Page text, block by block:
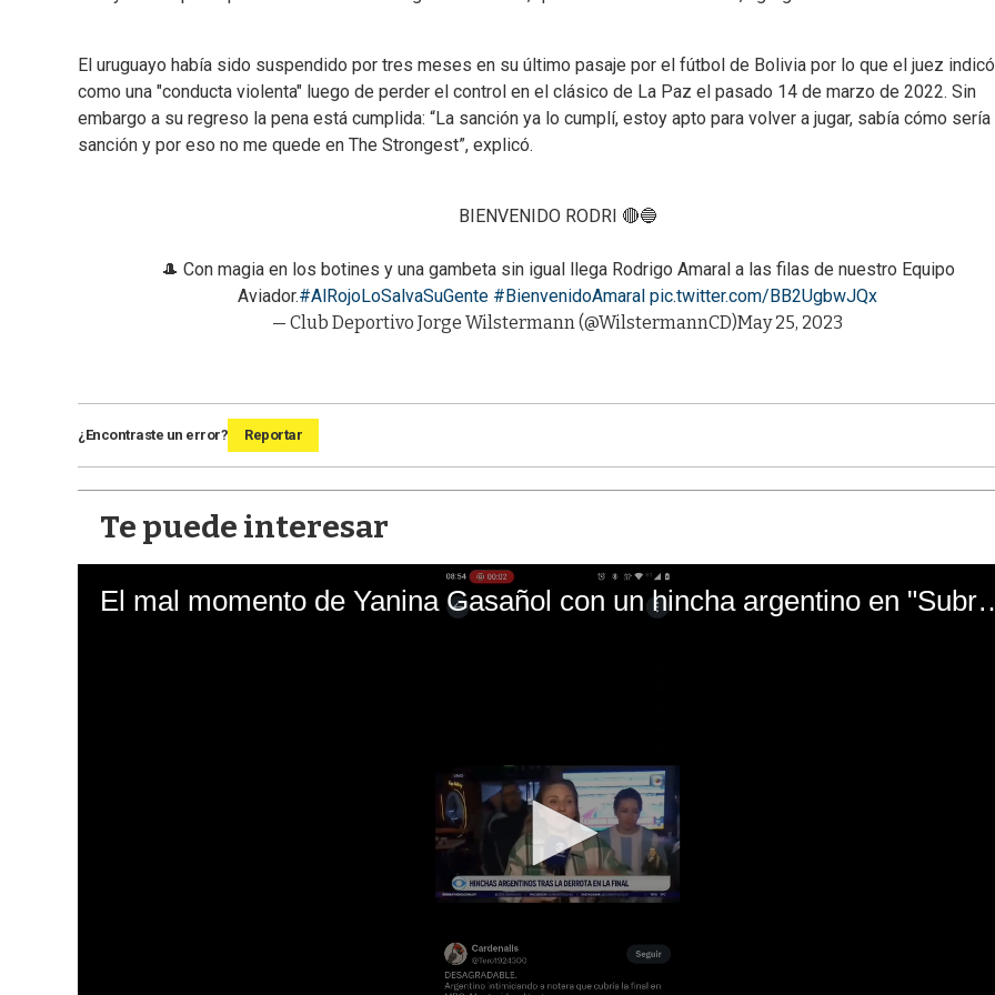
El uruguayo había sido suspendido por tres meses en su último pasaje por el fútbol de Bolivia por lo que el juez indicó
como una "conducta violenta" luego de perder el control en el clásico de La Paz el pasado 14 de marzo de 2022. Sin
embargo a su regreso la pena está cumplida: “La sanción ya lo cumplí, estoy apto para volver a jugar, sabía cómo sería
sanción y por eso no me quede en The Strongest”, explicó.
BIENVENIDO RODRI 🔴🔵
🎩 Con magia en los botines y una gambeta sin igual llega Rodrigo Amaral a las filas de nuestro Equipo
Aviador.#AlRojoLoSalvaSuGente #BienvenidoAmaral pic.twitter.com/BB2UgbwJQx
— Club Deportivo Jorge Wilstermann (@WilstermannCD)May 25, 2023
¿Encontraste un error? Reportar
Te puede interesar
El mal momento de